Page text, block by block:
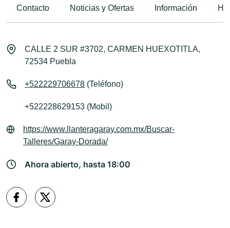
Contacto Noticias y Ofertas Información
CALLE 2 SUR #3702, CARMEN HUEXOTITLA,
72534 Puebla
+522229706678 (Teléfono)
+522228629153 (Mobil)
https://www.llanteragaray.com.mx/Buscar-
Talleres/Garay-Dorada/
Ahora abierto, hasta 18:00